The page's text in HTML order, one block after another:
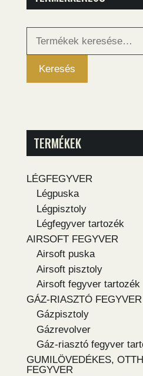
Keresés
Keresés
TERMÉKEK
LÉGFEGYVER
Légpuska
Légpisztoly
Légfegyver tartozék
AIRSOFT FEGYVER
Airsoft puska
Airsoft pisztoly
Airsoft fegyver tartozék
GÁZ-RIASZTÓ FEGYVER
Gázpisztoly
Gázrevolver
Gáz-riasztó fegyver
GUMILÖVEDÉKES,
FEGYVER